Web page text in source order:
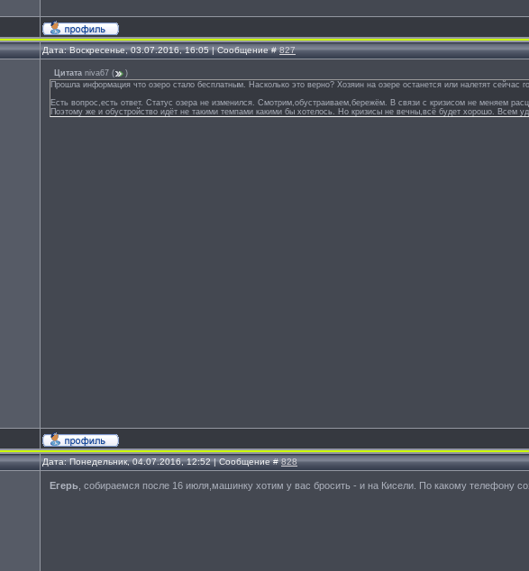
Дата: Воскресенье, 03.07.2016, 16:05 | Сообщение #827
Цитата niva67 (
)
Прошла информация что озеро стало бесплатным. Насколько это верно? Хозяин на озере останется или налетят сейчас
Есть вопрос,есть ответ. Статус озера не изменился. Смотрим,обустраиваем,бережём. В связи с кризисом не меняем
Поэтому же и обустройство идёт не такими темпами какими бы хотелось. Но кризисы не вечны,всё будет хорошо. Всем
Дата: Понедельник, 04.07.2016, 12:52 | Сообщение #828
Егерь , собираемся после 16 июля,машинку хотим у вас бросить - и на Кисели. По какому телефону